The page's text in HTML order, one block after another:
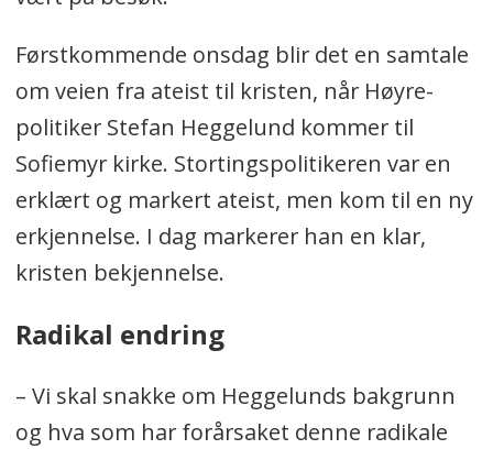
Førstkommende onsdag blir det en samtale
om veien fra ateist til kristen, når Høyre-
politiker Stefan Heggelund kommer til
Sofiemyr kirke. Stortingspolitikeren var en
erklært og markert ateist, men kom til en ny
erkjennelse. I dag markerer han en klar,
kristen bekjennelse.
Radikal endring
– Vi skal snakke om Heggelunds bakgrunn
og hva som har forårsaket denne radikale